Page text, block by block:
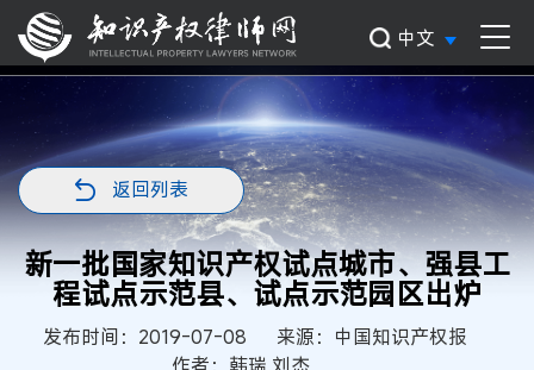
中文
返回列表
新一批国家知识产权试点城市、强县工
程试点示范县、试点示范园区出炉
发布时间：2019-07-08
来源：中国知识产权报